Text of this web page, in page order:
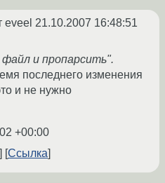
eveel 21.10.2007 16:48:51
файл и пропарсить".
последнего изменения
и не нужно
+00:00
Ссылка